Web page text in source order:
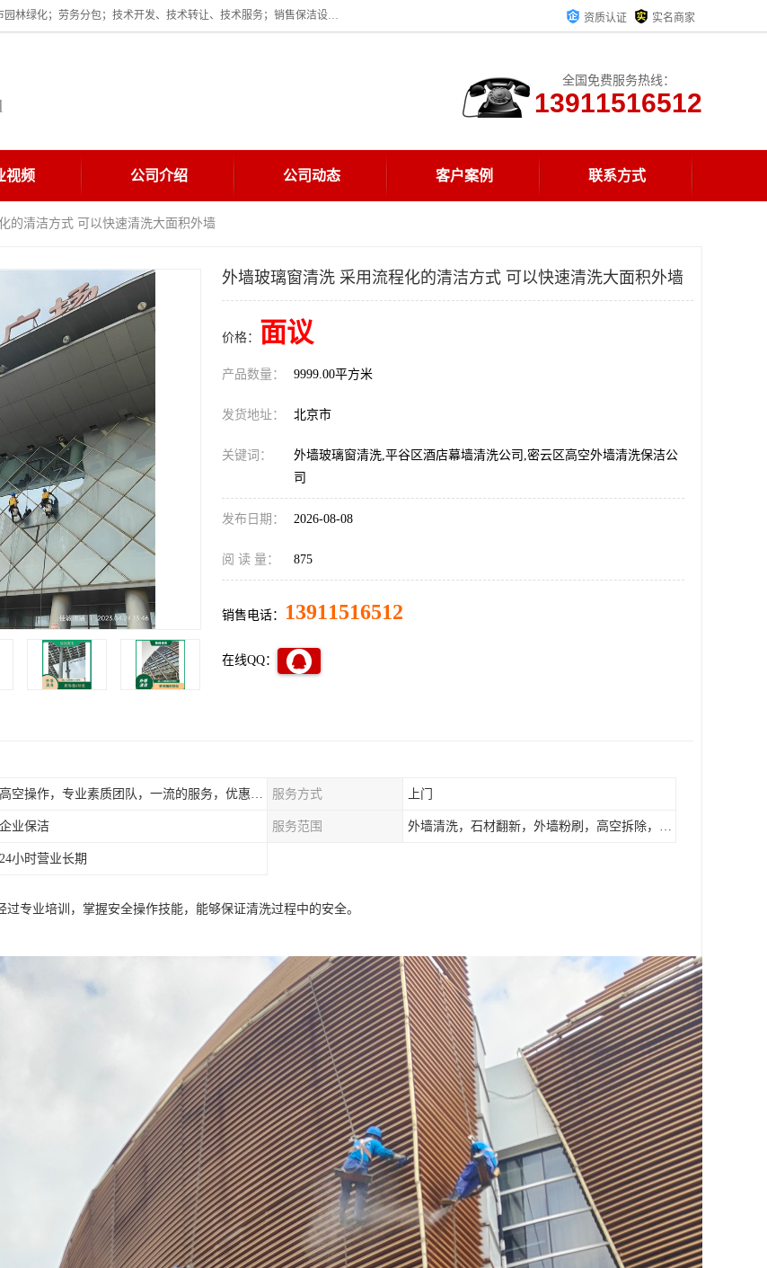
企业的经营范围为:保洁服务；建筑物外墙清洁服务；物业管理；家政服务；城市园林绿化；劳务分包；技术开发、技术转让、技术服务；销售保洁设备、卫生用品、化工产品（不含危险化学品及一类易制毒化学品）、日用品、办公设备、建筑材料、装饰材料；图文设计；清洁服务（不含餐具消毒）；中央空调维修；工程设计；施工总承包；专业承包。 资质认证 实名商家
全国免费服务热线：
13911516512
视频 公司介绍 公司动态 客户案例 联系方式
的清洁方式 可以快速清洗大面积外墙
外墙玻璃窗清洗 采用流程化的清洁方式 可以快速清洗大面积外墙
价格： 面议
产品数量： 9999.00平方米
发货地址： 北京市
关键词：
外墙玻璃窗清洗,平谷区酒店幕墙清洗公司,密云区高空外墙清洗保洁公
司
发布日期： 2026-08-08
阅 读 量： 875
销售电话： 13911516512
在线QQ：
高空操作，专业素质团队，一流的服务，优惠的价格 服务方式 上门
企业保洁 服务范围 外墙清洗，石材翻新，外墙粉刷，高空拆除，防水补漏，高空安装，落水管安装，灯具广告牌拆除
24小时营业长期
过专业培训，掌握安全操作技能，能够保证清洗过程中的安全。